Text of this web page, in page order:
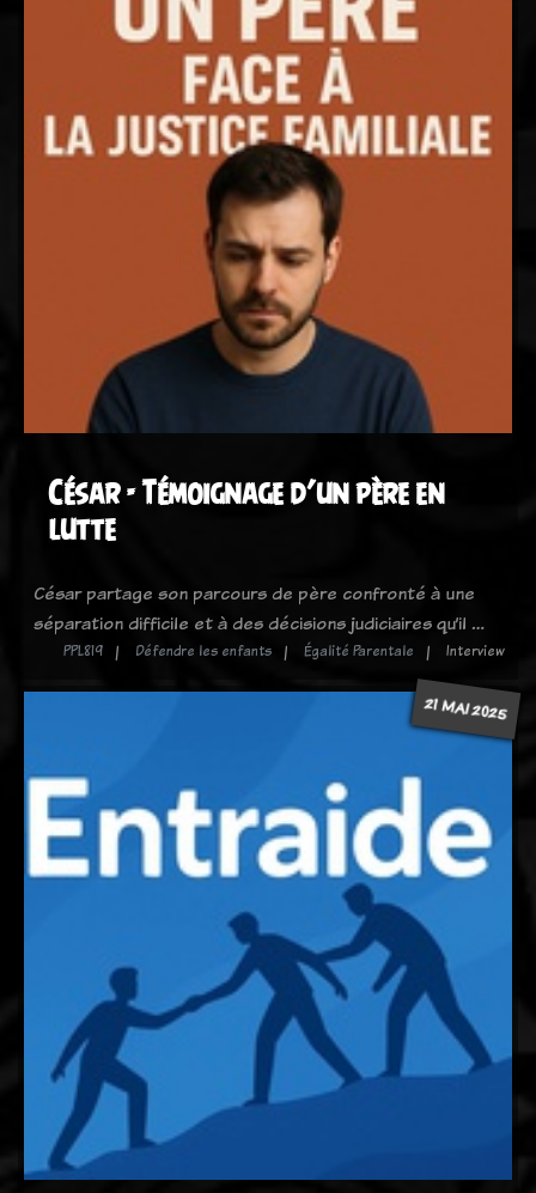
César - Témoignage d’un père en
lutte
César partage son parcours de père confronté à une
séparation difficile et à des décisions judiciaires qu’il …
PPL819 Défendre les enfants Égalité Parentale Interview
21 MAI 2025